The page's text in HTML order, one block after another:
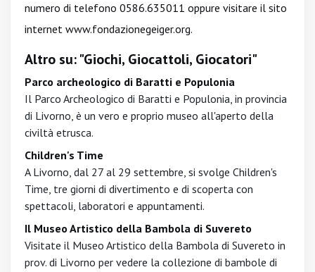
numero di telefono 0586.635011 oppure visitare il sito
internet www.fondazionegeiger.org.
Altro su: "Giochi, Giocattoli, Giocatori"
Parco archeologico di Baratti e Populonia
Il Parco Archeologico di Baratti e Populonia, in provincia
di Livorno, è un vero e proprio museo all'aperto della
civiltà etrusca.
Children's Time
A Livorno, dal 27 al 29 settembre, si svolge Children's
Time, tre giorni di divertimento e di scoperta con
spettacoli, laboratori e appuntamenti.
Il Museo Artistico della Bambola di Suvereto
Visitate il Museo Artistico della Bambola di Suvereto in
prov. di Livorno per vedere la collezione di bambole di